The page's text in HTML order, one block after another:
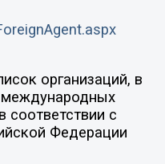
организаций, в
соответствии с
Федерации